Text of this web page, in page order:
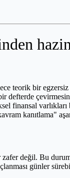
teorik bir
defterde
finansal
kanıtlama"
değil. Bu
günler